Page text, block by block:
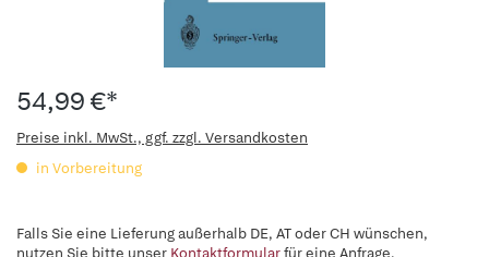
54,99 €*
Preise inkl. MwSt., ggf. zzgl. Versandkosten
in Vorbereitung
Falls Sie eine Lieferung außerhalb DE, AT oder CH wünschen,
nutzen Sie bitte unser Kontaktformularfür eine Anfrage.